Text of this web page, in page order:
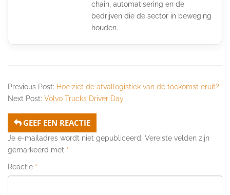
chain, automatisering en de
bedrijven die de sector in beweging
houden.
Previous Post: Hoe ziet de afvallogistiek van de toekomst eruit?
Next Post: Volvo Trucks Driver Day
GEEF EEN REACTIE
Je e-mailadres wordt niet gepubliceerd. Vereiste velden zijn
gemarkeerd met *
Reactie *